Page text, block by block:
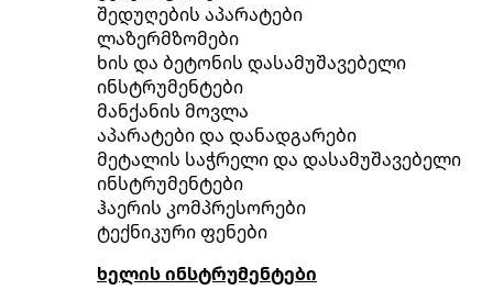
შედუღების აპარატები
ლაზერმზომები
ხის და ბეტონის დასამუშავებელი
ინსტრუმენტები
მანქანის მოვლა
აპარატები და დანადგარები
მეტალის საჭრელი და დასამუშავებელი
ინსტრუმენტები
ჰაერის კომპრესორები
ტექნიკური ფენები
ხელის ინსტრუმენტები